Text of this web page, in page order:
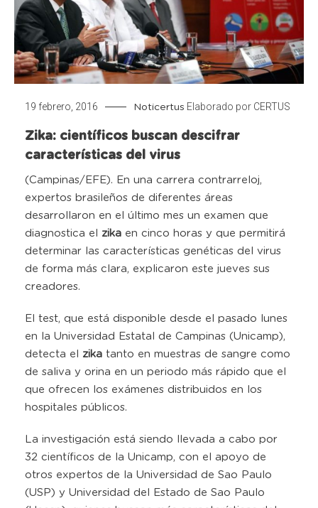
19 febrero, 2016 Noticertus Elaborado por CERTUS
Zika: científicos buscan descifrar
características del virus
(Campinas/EFE). En una carrera contrarreloj,
expertos brasileños de diferentes áreas
desarrollaron en el último mes un examen que
diagnostica el zika en cinco horas y que permitirá
determinar las características genéticas del virus
de forma más clara, explicaron este jueves sus
creadores.
El test, que está disponible desde el pasado lunes
en la Universidad Estatal de Campinas (Unicamp),
detecta el zika tanto en muestras de sangre como
de saliva y orina en un periodo más rápido que el
que ofrecen los exámenes distribuidos en los
hospitales públicos.
La investigación está siendo llevada a cabo por
32 científicos de la Unicamp, con el apoyo de
otros expertos de la Universidad de Sao Paulo
(USP) y Universidad del Estado de Sao Paulo